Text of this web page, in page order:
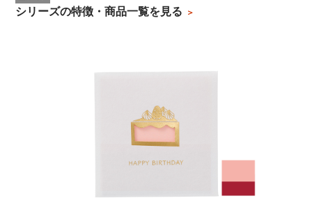
製品情報トップ
オンラインショップ
シリーズの特徴・商品一覧を見る